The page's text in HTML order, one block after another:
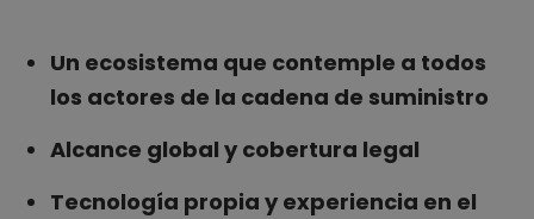
Un ecosistema que contemple a todos
los actores de la cadena de suministro
Alcance global y cobertura legal
Tecnología propia y experiencia en el